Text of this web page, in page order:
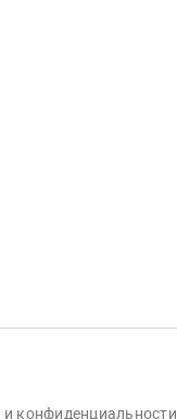
и конфиденциальности